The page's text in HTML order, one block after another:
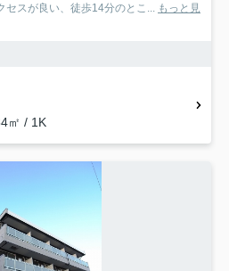
スが良い、徒歩14分のとこ...
もっと見
㎡ / 1K